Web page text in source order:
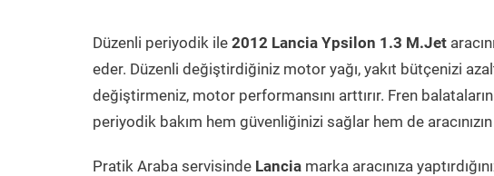
Düzenli periyodik ile 2012 Lancia Ypsilon 1.3 M.Jet
eder. Düzenli değiştirdiğiniz motor yağı, yakıt bütçenizi
değiştirmeniz, motor performansını arttırır. Fren
periyodik bakım hem güvenliğinizi sağlar hem de
Pratik Araba servisinde Lancia marka aracınıza